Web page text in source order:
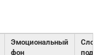
Эмоциональный
фон